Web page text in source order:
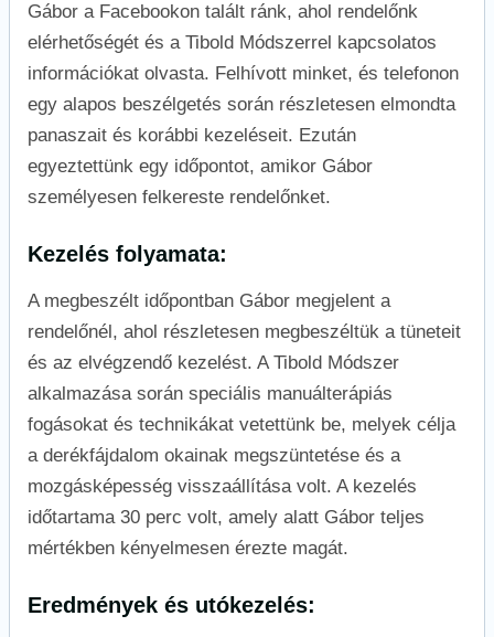
Gábor a Facebookon talált ránk, ahol rendelőnk
elérhetőségét és a Tibold Módszerrel kapcsolatos
információkat olvasta. Felhívott minket, és telefonon
egy alapos beszélgetés során részletesen elmondta
panaszait és korábbi kezeléseit. Ezután
egyeztettünk egy időpontot, amikor Gábor
személyesen felkereste rendelőnket.
Kezelés folyamata:
A megbeszélt időpontban Gábor megjelent a
rendelőnél, ahol részletesen megbeszéltük a tüneteit
és az elvégzendő kezelést. A Tibold Módszer
alkalmazása során speciális manuálterápiás
fogásokat és technikákat vetettünk be, melyek célja
a derékfájdalom okainak megszüntetése és a
mozgásképesség visszaállítása volt. A kezelés
időtartama 30 perc volt, amely alatt Gábor teljes
mértékben kényelmesen érezte magát.
Eredmények és utókezelés: